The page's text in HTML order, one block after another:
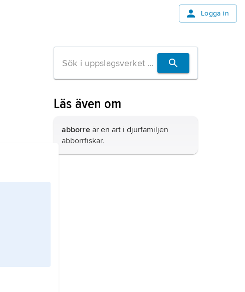
Logga in
Läs även om
abborre är en art i djurfamiljen
abborrfiskar.